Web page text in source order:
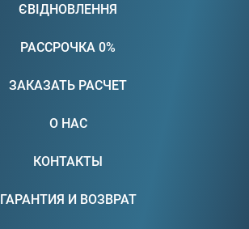
ЄВІДНОВЛЕННЯ
РАССРОЧКА 0%
ЗАКАЗАТЬ РАСЧЕТ
О НАС
КОНТАКТЫ
ГАРАНТИЯ И ВОЗВРАТ